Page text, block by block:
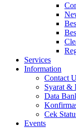
Services
Information
Contact
Syarat &
Data
Cek
Events